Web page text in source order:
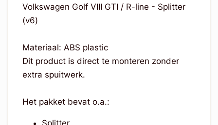
Volkswagen Golf VIII GTI / R-line - Splitter
(v6)
Materiaal: ABS plastic
Dit product is direct te monteren zonder
extra spuitwerk.
Het pakket bevat o.a.: